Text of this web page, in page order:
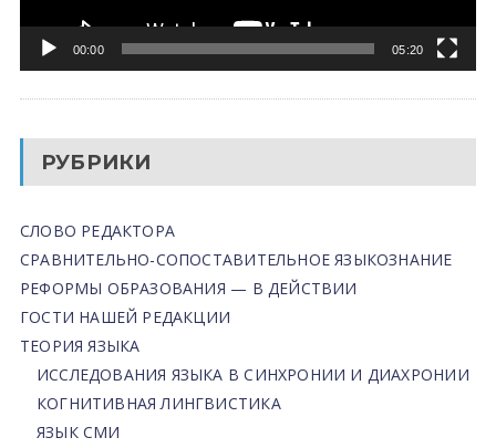
00:00 05:20
РУБРИКИ
СЛОВО РЕДАКТОРА
СРАВНИТЕЛЬНО-СОПОСТАВИТЕЛЬНОЕ ЯЗЫКОЗНАНИЕ
РЕФОРМЫ ОБРАЗОВАНИЯ — В ДЕЙСТВИИ
ГОСТИ НАШЕЙ РЕДАКЦИИ
ТЕОРИЯ ЯЗЫКА
ИССЛЕДОВАНИЯ ЯЗЫКА В СИНХРОНИИ И ДИАХРОНИИ
КОГНИТИВНАЯ ЛИНГВИСТИКА
ЯЗЫК СМИ